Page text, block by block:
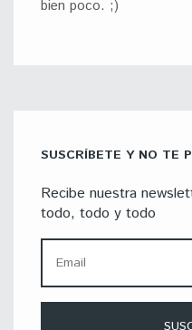
bien poco. ;)
SUSCRÍBETE Y NO TE
Recibe nuestra
todo, todo y todo